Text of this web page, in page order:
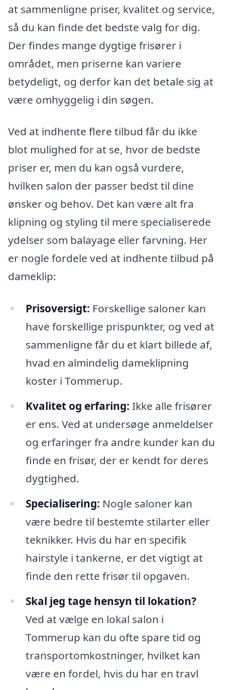
at sammenligne priser, kvalitet og service,
så du kan finde det bedste valg for dig.
Der findes mange dygtige frisører i
området, men priserne kan variere
betydeligt, og derfor kan det betale sig at
være omhyggelig i din søgen.
Ved at indhente flere tilbud får du ikke
blot mulighed for at se, hvor de bedste
priser er, men du kan også vurdere,
hvilken salon der passer bedst til dine
ønsker og behov. Det kan være alt fra
klipning og styling til mere specialiserede
ydelser som balayage eller farvning. Her
er nogle fordele ved at indhente tilbud på
dameklip:
Prisoversigt: Forskellige saloner kan
have forskellige prispunkter, og ved at
sammenligne får du et klart billede af,
hvad en almindelig dameklipning
koster i Tommerup.
Kvalitet og erfaring: Ikke alle frisører
er ens. Ved at undersøge anmeldelser
og erfaringer fra andre kunder kan du
finde en frisør, der er kendt for deres
dygtighed.
Specialisering: Nogle saloner kan
være bedre til bestemte stilarter eller
teknikker. Hvis du har en specifik
hairstyle i tankerne, er det vigtigt at
finde den rette frisør til opgaven.
Skal jeg tage hensyn til lokation?
Ved at vælge en lokal salon i
Tommerup kan du ofte spare tid og
transportomkostninger, hvilket kan
være en fordel, hvis du har en travl